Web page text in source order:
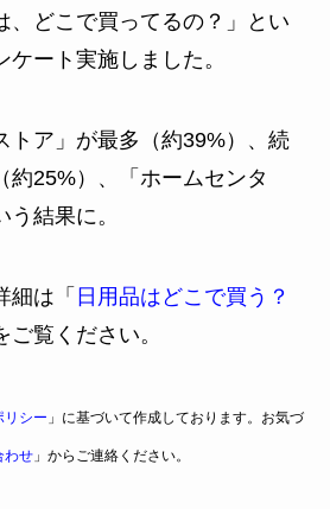
、どこで買ってるの？」とい
ート実施しました。
トア」が最多（約39%）、続
約25%）、「ホームセンタ
結果に。
細は「 日用品はどこで買う？
ご覧ください。
リシー 」に基づいて作成しております。お気づ
わせ」からご連絡ください。